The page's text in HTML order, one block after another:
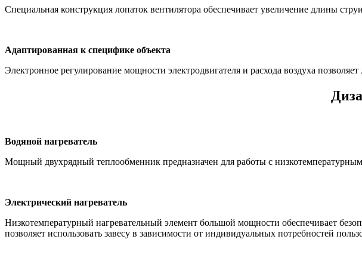
Специальная конструкция лопаток вентилятора обеспечивает увеличение длины
Адаптированная к специфике объекта
Электронное регулирование мощности электродвигателя и расхода воздуха
Водяной нагреватель
Мощный двухрядный теплообменник предназначен для работы с
Электрический нагреватель
Низкотемпературный нагревательный элемент большой мощности обеспечивает
позволяет использовать завесу в зависимости от индивидуальных потребностей